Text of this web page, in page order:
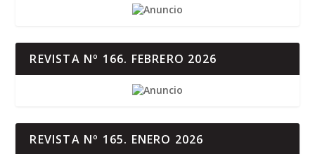
REVISTA Nº 166. FEBRERO 2026
REVISTA Nº 165. ENERO 2026